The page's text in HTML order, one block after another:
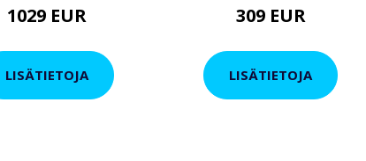
1029 EUR
LISÄTIETOJA
309 EUR
LISÄTIETOJA